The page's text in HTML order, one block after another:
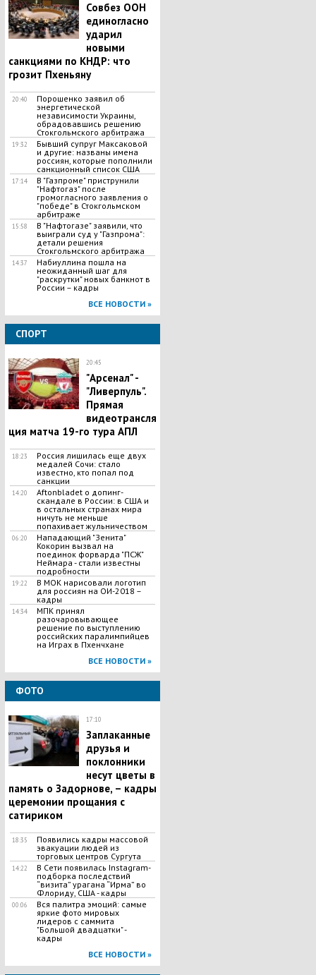
Совбез ООН
единогласно
ударил
новыми
санкциями по КНДР: что
грозит Пхеньяну
20:40
Порошенко заявил об
энергетической
независимости Украины,
обрадовавшись решению
Стокгольмского арбитража
19:32
Бывший супруг Максаковой
и другие: названы имена
россиян, которые пополнили
санкционный список США
17:14
В "Газпроме" приструнили
"Нафтогаз" после
громогласного заявления о
"победе" в Стокгольмском
арбитраже
15:58
В "Нафтогазе" заявили, что
выиграли суд у "Газпрома":
детали решения
Стокгольмского арбитража
14:37
Набиуллина пошла на
неожиданный шаг для
"раскрутки" новых банкнот в
России – кадры
ВСЕ НОВОСТИ »
СПОРТ
20:45
"Арсенал" -
"Ливерпуль".
Прямая
видеотрансля
ция матча 19-го тура АПЛ
18:23
Россия лишилась еще двух
медалей Сочи: стало
известно, кто попал под
санкции
14:20
Aftonbladet о допинг-
скандале в России: в США и
в остальных странах мира
ничуть не меньше
попахивает жульничеством
06:20
Haпадающий "Зенита"
Koкopин вызвал на
поединок фopварда "ПСЖ"
Heймapa - стали известны
подробности
19:22
В МОК нарисовали логотип
для россиян на ОИ-2018 –
кадры
14:34
МПК принял
разочаровывающее
решение по выступлению
российских паралимпийцев
на Играх в Пхенчхане
ВСЕ НОВОСТИ »
ФОТО
17:10
Заплаканные
друзья и
поклонники
несут цветы в
память о Задорнове, – кадры
церемонии прощания с
сатириком
18:35
Появились кадры массовой
эвакуации людей из
торговых центров Сургута
14:22
В Сети появилась Іnstagram-
подборка последствий
“визита” урагана “Ирма” во
Флориду, США - кадры
00:06
Вся палитра эмоций: самые
яркие фото мировых
лидеров с саммита
"Большой двадцатки" -
кадры
ВСЕ НОВОСТИ »